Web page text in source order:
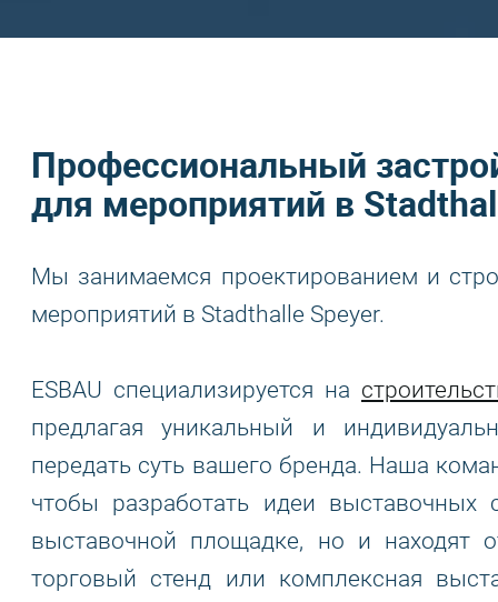
Профессиональный
для мероприятий в
Мы занимаемся проектированием и
мероприятий в Stadthalle Speyer.
ESBAU специализируется на
предлагая уникальный и
передать суть вашего бренда. Наша
чтобы разработать идеи
выставочной площадке, но и находят
торговый стенд или комплексная